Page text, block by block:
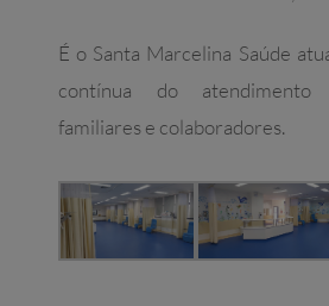
É o Santa Marcelina Saúde
contínua do atendimento
familiares e colaboradores.